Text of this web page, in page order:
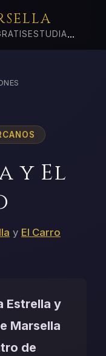
ESTUDIA...
y El
y El Carro
Estrella y
Marsella
de